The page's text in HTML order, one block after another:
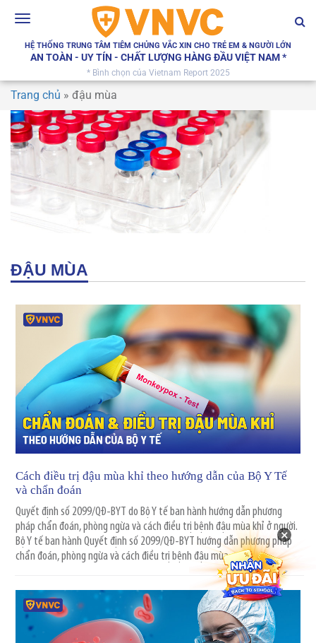
Toggle
HỆ THỐNG TRUNG TÂM TIÊM CHỦNG VẮC XIN CHO TRẺ EM & NGƯỜI LỚN
AN TOÀN - UY TÍN - CHẤT LƯỢNG HÀNG ĐẦU VIỆT NAM *
* Bình chọn của Vietnam Report 2025
Trang chủ » đậu mùa
ĐẬU MÙA
Cách điều trị đậu mùa khỉ theo hướng dẫn của Bộ Y Tế
và chẩn đoán
Quyết định số 2099/QĐ-BYT do Bộ Y tế ban hành hướng dẫn phương
pháp chẩn đoán, phòng ngừa và cách điều trị bệnh đậu mùa khỉ ở người.
Bộ Y tế ban hành Quyết định số 2099/QĐ-BYT hướng dẫn phương pháp
chẩn đoán, phòng ngừa và cách điều trị bệnh đậu mùa...
×